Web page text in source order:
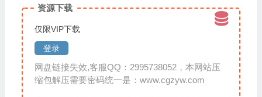
资源下载
仅限VIP下载
登录
网盘链接失效,客服QQ：2995738052，本网站压
缩包解压需要密码统一是：www.cgzyw.com